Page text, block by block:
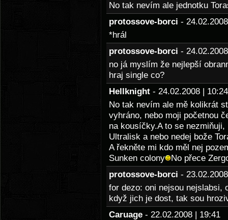
No tak nevím ale jednotku
protossove-borci -
*hrál
protossove-borci -
no já myslím že nejlepší
hraj single co?
Hellknight - 24.02.2008 |
No tak nevím ale mě kolikrát
vyhráno, nebo moji početnou
na kousíčky.A to se
Ultralisk a nebo nedej bože
A řekněte mi kdo měl nej
Sunken colony
No přece
protossove-borci -
for dezo: oni nejsou nejslabsi,
když jich je dost, tak sou
Caruage - 22.02.2008 | 19:41